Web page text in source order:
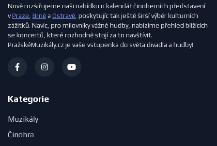
Nově rozšiřujeme naši nabídku o kalendář činoherních představení
vPraze, Brněa Ostravě, poskytujíc tak ještě širší výběr kulturních
zážitků. Navíc, pro milovníky vážné hudby, nabízíme přehled blížících
se koncertů, které rozhodně stojí za to navštívit.
PražskéMuzikály.cz je vaše vstupenka do světa divadla a hudby!
Kategorie
Muzikály
Činohra